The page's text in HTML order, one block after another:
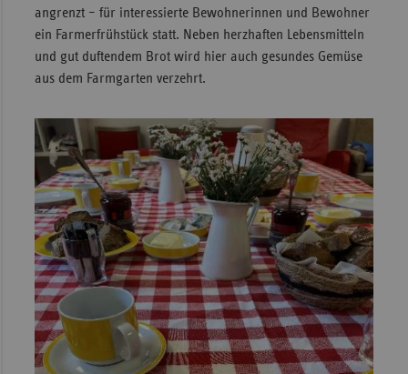
angrenzt – für interessierte Bewohnerinnen und Bewohner
ein Farmerfrühstück statt. Neben herzhaften Lebensmitteln
und gut duftendem Brot wird hier auch gesundes Gemüse
aus dem Farmgarten verzehrt.